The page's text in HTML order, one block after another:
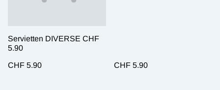
Servietten DIVERSE CHF
5.90
CHF 5.90 CHF 5.90